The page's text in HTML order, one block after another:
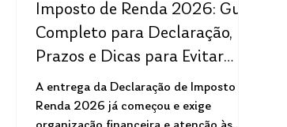
Imposto de Renda 2026: Guia
Completo para Declaração,
Prazos e Dicas para Evitar
Malha Fina
A entrega da Declaração de Imposto de
Renda 2026 já começou e exige